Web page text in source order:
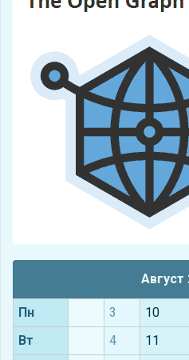
Август
Пн 3 10
Вт
4 11